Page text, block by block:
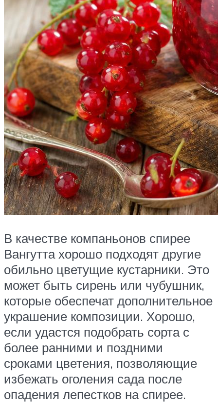
В качестве компаньонов спирее
Вангутта хорошо подходят другие
обильно цветущие кустарники. Это
может быть сирень или чубушник,
которые обеспечат дополнительное
украшение композиции. Хорошо,
если удастся подобрать сорта с
более ранними и поздними
сроками цветения, позволяющие
избежать оголения сада после
опадения лепестков на спирее.